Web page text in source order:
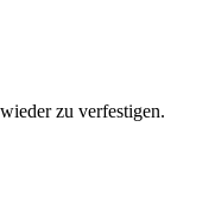
zu verfestigen.